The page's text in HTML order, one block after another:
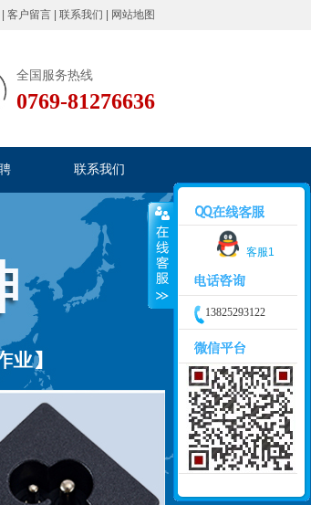
客户留言 联系我们 网站地图
全国服务热线
0769-81276636
联系我们
客服1
13825293122